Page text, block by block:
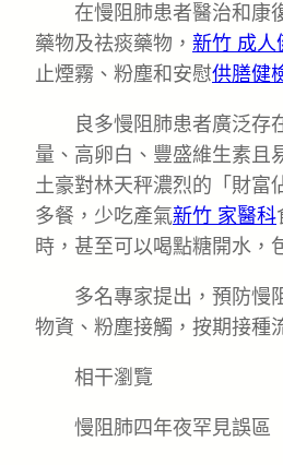
在慢阻肺患者醫治和康
藥物及祛痰藥物， 新竹 成人
止煙霧、粉塵和安慰供膳健
良多慢阻肺患者廣泛存
量、高卵白、豐盛維生素且
土豪對林天秤濃烈的「財富
多餐，少吃產氣新竹 家醫科
時，甚至可以喝點糖開水，
多名專家提出，預防慢
物資、粉塵接觸，按期接種
相干瀏覽
慢阻肺四年夜罕見誤區